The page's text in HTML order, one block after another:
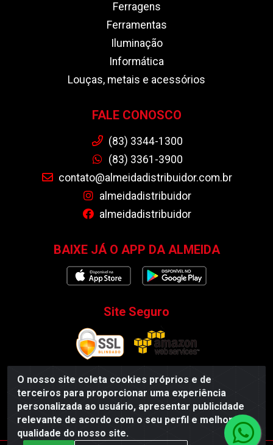
O nosso site coleta cookies próprios e de
terceiros para proporcionar uma experiência
personalizada ao usuário, apresentar publicidade
relevante de acordo com o seu perfil e melhorar a
qualidade do nosso site.
Ferragens
Ferramentas
Iluminação
Informática
Louças, metais e acessórios
FALE CONOSCO
(83) 3344-1300
(83) 3361-3900
contato@almeidadistribuidor.com.br
almeidadistribuidor
almeidadistribuidor
BAIXE JÁ O APP DA ALMEIDA
Site Seguro
Almeida Distribuidor - Rodovia BR 104, S/N, Centro -
Esperança/PB - CEP 58135-000 - CNPJ 35.419.548/0001-55